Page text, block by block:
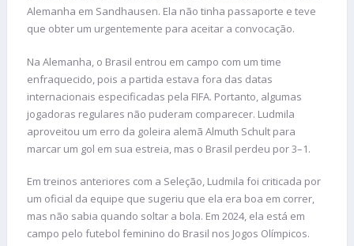
Alemanha em Sandhausen. Ela não tinha passaporte e teve
que obter um urgentemente para aceitar a convocação.
Na Alemanha, o Brasil entrou em campo com um time
enfraquecido, pois a partida estava fora das datas
internacionais especificadas pela FIFA. Portanto, algumas
jogadoras regulares não puderam comparecer. Ludmila
aproveitou um erro da goleira alemã Almuth Schult para
marcar um gol em sua estreia, mas o Brasil perdeu por 3–1.
Em treinos anteriores com a Seleção, Ludmila foi criticada por
um oficial da equipe que sugeriu que ela era boa em correr,
mas não sabia quando soltar a bola. Em 2024, ela está em
campo pelo futebol feminino do Brasil nos Jogos Olímpicos.